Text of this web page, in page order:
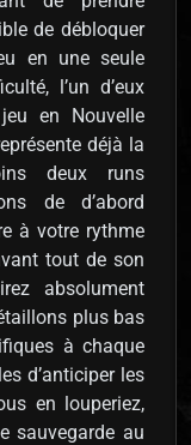
de débloquer
en une seule
l’un d’eux
en Nouvelle
déjà la
deux runs
de d’abord
à votre rythme
tout de son
absolument
plus bas
à chaque
d’anticiper les
en louperiez,
sauvegarde au